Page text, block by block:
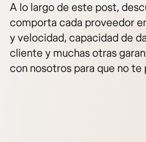
A lo largo de este post,
comporta cada proveedor
y velocidad, capacidad de
cliente y muchas otras
con nosotros para que no te